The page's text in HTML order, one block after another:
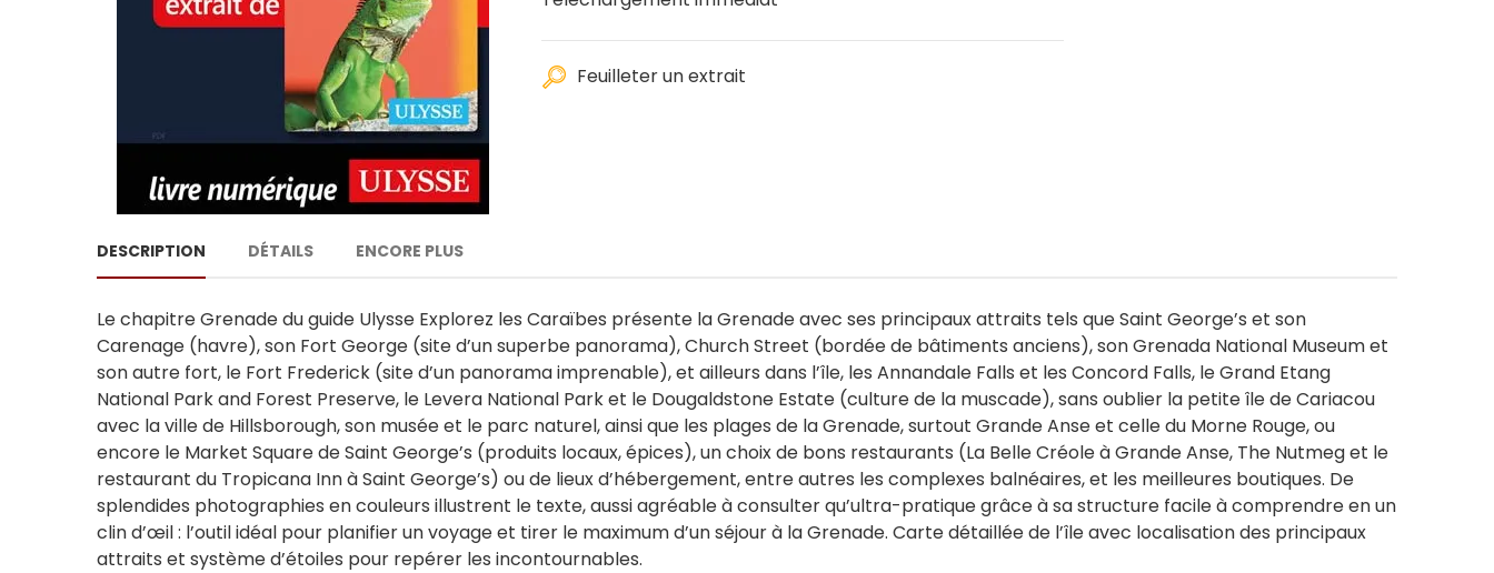
Feuilleter un extrait
DESCRIPTION DÉTAILS ENCORE PLUS
Le chapitre Grenade du guide Ulysse Explorez les Caraïbes présente la Grenade avec ses principaux attraits tels que Saint George’s et son
Carenage (havre), son Fort George (site d’un superbe panorama), Church Street (bordée de bâtiments anciens), son Grenada National Museum et
son autre fort, le Fort Frederick (site d’un panorama imprenable), et ailleurs dans l’île, les Annandale Falls et les Concord Falls, le Grand Etang
National Park and Forest Preserve, le Levera National Park et le Dougaldstone Estate (culture de la muscade), sans oublier la petite île de Cariacou
avec la ville de Hillsborough, son musée et le parc naturel, ainsi que les plages de la Grenade, surtout Grande Anse et celle du Morne Rouge, ou
encore le Market Square de Saint George’s (produits locaux, épices), un choix de bons restaurants (La Belle Créole à Grande Anse, The Nutmeg et le
restaurant du Tropicana Inn à Saint George’s) ou de lieux d’hébergement, entre autres les complexes balnéaires, et les meilleures boutiques. De
splendides photographies en couleurs illustrent le texte, aussi agréable à consulter qu’ultra-pratique grâce à sa structure facile à comprendre en un
clin d’œil : l’outil idéal pour planifier un voyage et tirer le maximum d’un séjour à la Grenade. Carte détaillée de l’île avec localisation des principaux
attraits et système d’étoiles pour repérer les incontournables.